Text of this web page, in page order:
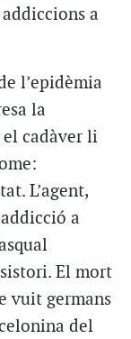
a
l’epidèmia
la
cadàver li
L’agent,
a
El mort
vuit germans
del